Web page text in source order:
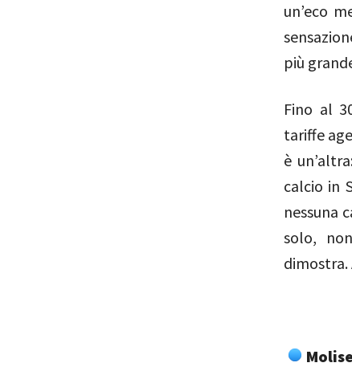
un’eco
più
Fino al
tariffe
è
calcio in
nessuna
solo,
dimostra.